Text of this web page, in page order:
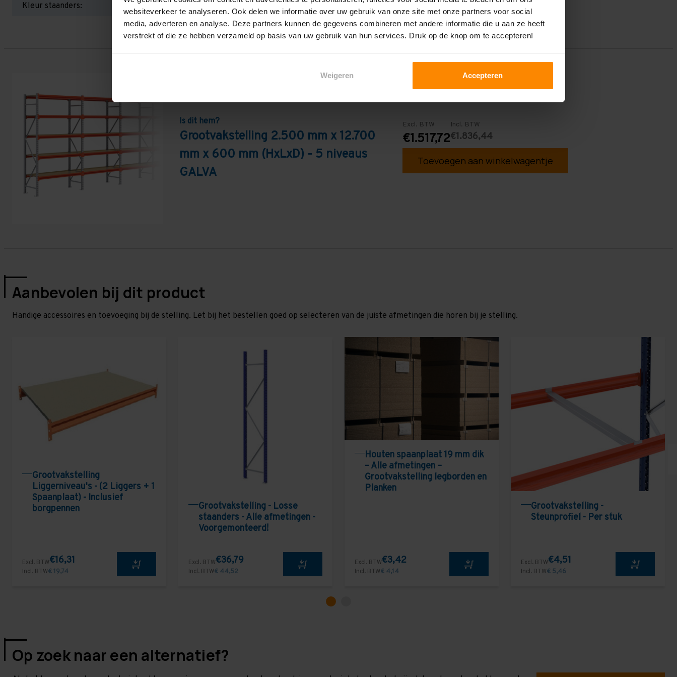
websiteverkeer te analyseren. Ook delen we informatie over uw gebruik van onze site met onze partners voor social
media, adverteren en analyse. Deze partners kunnen de gegevens combineren met andere informatie die u aan ze heeft
verstrekt of die ze hebben verzameld op basis van uw gebruik van hun services. Druk op de knop om te accepteren!
Weigeren Accepteren
Kleur staanders:
Galva
Is dit hem?
Grootvakstelling 2.500 mm x 12.700
mm x 600 mm (HxLxD) - 5 niveaus
GALVA
Excl. BTW
€1.517,72
Incl. BTW
€1.836,44
Toevoegen aan winkelwagentje
Aanbevolen bij dit product
Handige accessoires en toevoeging bij de stelling. Let bij het bestellen goed op selecteren van de juiste afmetingen die horen bij je stelling.
Grootvakstelling
Liggerniveau's - (2 Liggers + 1
Spaanplaat) - Inclusief
borgpennen
Excl. BTW€16,31
Incl. BTW€ 19,74
Grootvakstelling - Losse
staanders - Alle afmetingen -
Voorgemonteerd!
Excl. BTW€36,79
Incl. BTW€ 44,52
Houten spaanplaat 19 mm dik
– Alle afmetingen –
Grootvakstelling legborden en
Planken
Excl. BTW€3,42
Incl. BTW€ 4,14
Grootvakstelling -
Steunprofiel - Per stuk
Excl. BTW€4,51
Incl. BTW€ 5,46
Op zoek naar een alternatief?